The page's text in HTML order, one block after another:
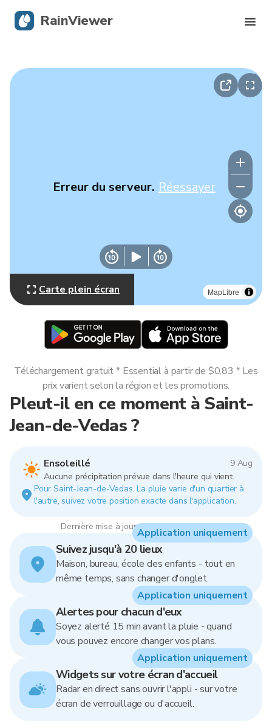
MapLibre
Erreur du serveur. Réessayer
Carte plein écran
Pleut-il en ce moment à Saint-
Jean-de-Vedas ?
Ensoleillé
9 Aug
Aucune précipitation prévue dans l'heure qui vient.
Pour Saint-Jean-de-Vedas. La pluie varie d'un quartier à
l'autre, suivez votre position exacte dans l'application.
Dernière mise à jour : 12:00, 9 Aug 2026
Téléchargement gratuit * Essential à partir de $0,83 * Les
prix varient selon la région et les promotions.
Suivez jusqu'à 20 lieux
Maison, bureau, école des enfants - tout en
même temps, sans changer d'onglet.
Application uniquement
Alertes pour chacun d'eux
Soyez alerté 15 min avant la pluie - quand
vous pouvez encore changer vos plans.
Application uniquement
Widgets sur votre écran d'accueil
Radar en direct sans ouvrir l'appli - sur votre
écran de verrouillage ou d'accueil.
Application uniquement
RainViewer